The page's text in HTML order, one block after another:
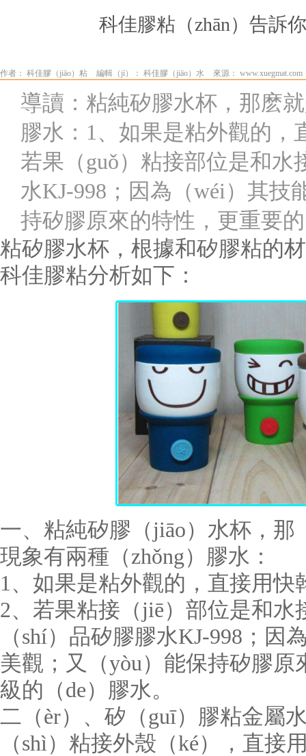
科佳膠粘（zhān）告訴
作者： 科佳膠（jiāo）粘 編輯（jí）： 科佳膠（jiāo）水 來源： www.xuegmat.com
導讀：粘純矽膠水杯，那麽
膠水：1、如果是粘外觀的，
若果（guǒ）粘接部位是和水
水KJ-998；因為（wéi）其技
持矽膠原來的特性，更重要
粘矽膠水杯，根據和矽膠粘的
科佳膠粘分析如下：
一、粘純矽膠（jiāo）水杯，那
現象有兩種（zhǒng）膠水：
1、如果是粘外觀的，直接用
2、若果粘接（jiē）部位是和水
（shí）品矽膠膠水KJ-998 ；因
美觀；又（yòu）能保持矽膠
級的（de）膠水。
二（èr）、矽（guī）膠粘金屬
（shì）粘接外殼（ké），直接